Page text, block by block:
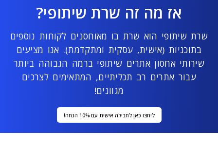
אז מה זה שרת שיתופי?
שרת שיתופי הוא שרת בו מאוחסנים לקוחות נוספים
בתוכניות (אישית, עסקית ומתקדמת). אנו מציעים
שירותי אחסון אתרים שיתופי ברמה הגבוהה ביותר
עבור אתרים רב תכליתיים, המתאימים לצרכים
מגוונים!
ליחצו כאן לחבילה אישית עם 10% הנחה!